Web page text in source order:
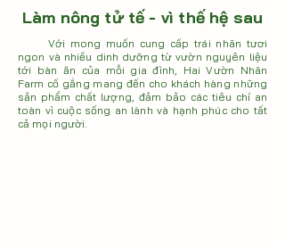
Làm nông tử tế - vì thế hệ sau
Với mong muốn cung cấp trái nhãn tươi
ngon và nhiều dinh dưỡng từ vườn nguyên liệu
tới bàn ăn của mỗi gia đình, Hai Vườn Nhãn
Farm cố gắng mang đến cho khách hàng những
sản phẩm chất lượng, đảm bảo các tiêu chí an
toàn vì cuộc sống an lành và hạnh phúc cho tất
cả mọi người.